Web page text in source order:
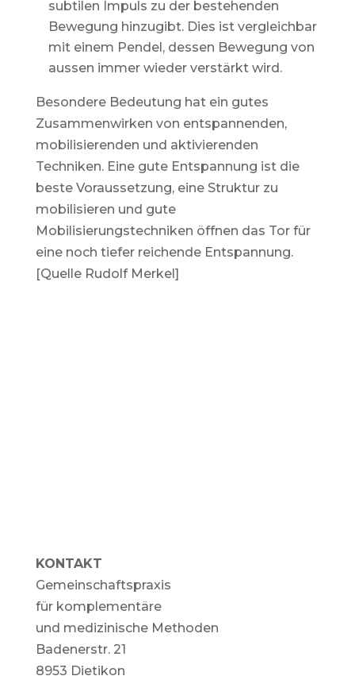
subtilen Impuls zu der bestehenden
Bewegung hinzugibt. Dies ist vergleichbar
mit einem Pendel, dessen Bewegung von
aussen immer wieder verstärkt wird.
Besondere Bedeutung hat ein gutes
Zusammenwirken von entspannenden,
mobilisierenden und aktivierenden
Techniken. Eine gute Entspannung ist die
beste Voraussetzung, eine Struktur zu
mobilisieren und gute
Mobilisierungstechniken öffnen das Tor für
eine noch tiefer reichende Entspannung.
[Quelle Rudolf Merkel]
KONTAKT
Gemeinschaftspraxis
für komplementäre
und medizinische Methoden
Badenerstr. 21
8953 Dietikon